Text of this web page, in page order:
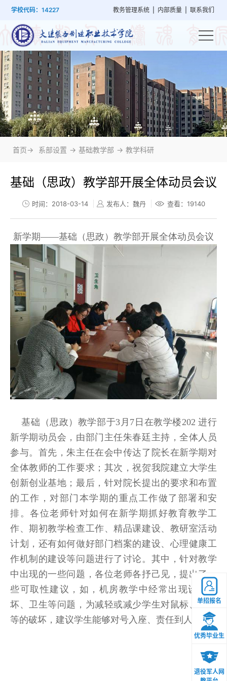
学校代码：14227 教务管理系统 内部质量 联系我们
概
况
建
设
管
理
设
置
工
作
就
业
培
训
首页-> 系部设置 -> 基础教学部 -> 教学科研
基础（思政）教学部开展全体动员会议
时间：2018-03-14 发布人：魏丹 查看： 19140
新学期——基础（思政）教学部开展全体动员会议
基础（思政）教学部于3月7日在教学楼202 进行
新学期动员会，由部门主任朱春廷主持，全体人员
参与。首先，朱主任在会中传达了院长在新学期对
全体教师的工作要求；其次，祝贺我院建立大学生
创新创业基地；最后，针对院长提出的要求和布置
的工作，对部门本学期的重点工作做了部署和安
排。各位老师针对如何在新学期抓好教育教学工
作、期初教学检查工作、精品课建设、教研室活动
计划，还有如何做好部门档案的建设、心理健康工
作机制的建设等问题进行了讨论。其中，针对教学
中出现的一些问题，各位老师各抒己见，提出了一
些可取性建议，如，机房教学中经常出现设备损
坏、卫生等问题，为减轻或减少学生对鼠标、键盘
等的破坏，建议学生能够对号入座、责任到人。
单招报名
优秀毕业生
退役军人网